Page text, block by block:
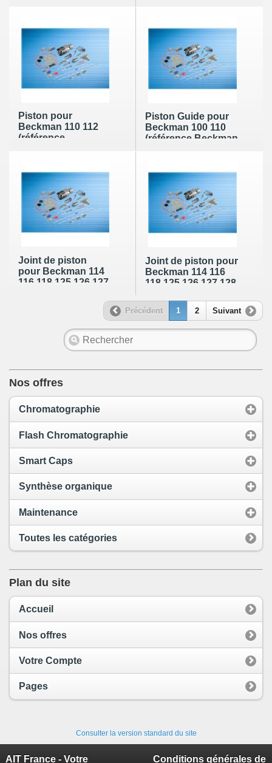
Piston pour
Beckman 110 112
(référence
Piston Guide pour
Beckman 100 110
(référence Beckman
Joint de piston
pour Beckman 114
116 118 125 126 127
Beckman : 237162)
Joint de piston pour
Beckman 114 116
118 125 126 127 128
Beckman : N / A)
Précédent 1 2 Suivant
Nos offres
Chromatographie
Flash Chromatographie
Smart Caps
Synthèse organique
Maintenance
Toutes les catégories
Plan du site
Accueil
Nos offres
Votre Compte
Pages
Consulter la version standard du site
AIT France - Votre Conditions générales de